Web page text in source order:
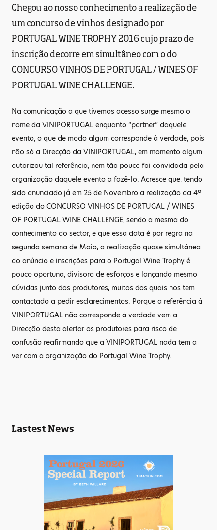
Chegou ao nosso conhecimento a realização de
um concurso de vinhos designado por
PORTUGAL WINE TROPHY 2016 cujo prazo de
inscrição decorre em simultâneo com o do
CONCURSO VINHOS DE PORTUGAL / WINES OF
PORTUGAL WINE CHALLENGE.
Na comunicação a que tivemos acesso surge mesmo o
nome da VINIPORTUGAL enquanto “partner” daquele
evento, o que de modo algum corresponde à verdade, pois
não só a Direcção da VINIPORTUGAL, em momento algum
autorizou tal referência, nem tão pouco foi convidada pela
organização daquele evento a fazê-lo. Acresce que, tendo
sido anunciado já em 25 de Novembro a realização da 4ª
edição do CONCURSO VINHOS DE PORTUGAL / WINES
OF PORTUGAL WINE CHALLENGE, sendo a mesma do
conhecimento do sector, e que essa data é por regra na
segunda semana de Maio, a realização quase simultânea
do anúncio e inscrições para o Portugal Wine Trophy é
pouco oportuna, divisora de esforços e lançando mesmo
dúvidas junto dos produtores, muitos dos quais nos tem
contactado a pedir esclarecimentos. Porque a referência à
VINIPORTUGAL não corresponde à verdade vem a
Direcção desta alertar os produtores para risco de
confusão reafirmando que a VINIPORTUGAL nada tem a
ver com a organização do Portugal Wine Trophy.
Lastest News